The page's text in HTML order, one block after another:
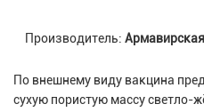
Производитель:
По внешнему виду вакцина
сухую пористую массу светло-